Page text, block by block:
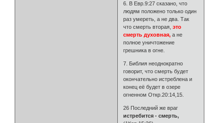
6. В Евр.9:27 сказано, что
людям положено только один
раз умереть, а не два. Так
что смерть вторая,это
смерть духовная, а не
полное уничтожение
грешника в огне.
7. Библия неоднократно
говорит, что смерть будет
окончательно истреблена и
конец её будет в озере
огненном Откр.20:14,15.
26 Последний же враг
истребится - смерть,